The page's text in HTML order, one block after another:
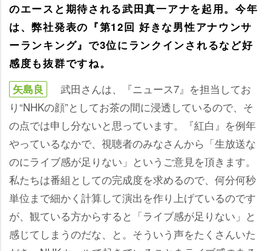
のエースと期待される武田真一アナを起用。今年
は、弊社発表の『第12回 好きな男性アナウンサ
ーランキング』で3位にランクインされるなど好
感度も抜群ですね。
矢島良
武田さんは、『ニュース7』を担当してお
り“NHKの顔”としてお茶の間に浸透しているので、そ
の点では申し分ないと思っています。『紅白』を例年
っているなかで、視聴者のみなさんから「生放送な
のにライブ感が足りない」というご意見を頂きます。
私たちは番組としての完成度を求めるので、何分何秒
単位まで細かく計算して演出を作り上げているのです
が、観ている方からすると「ライブ感が足りない」と
感じてしまうのだな、と。そういう声をたくさんいた